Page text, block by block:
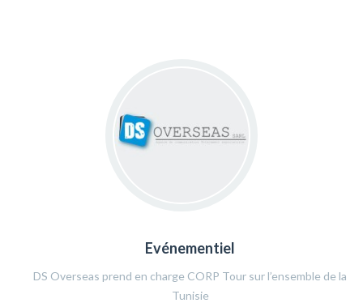
Evénementiel
DS Overseas prend en charge CORP Tour sur l’ensemble de la
Tunisie